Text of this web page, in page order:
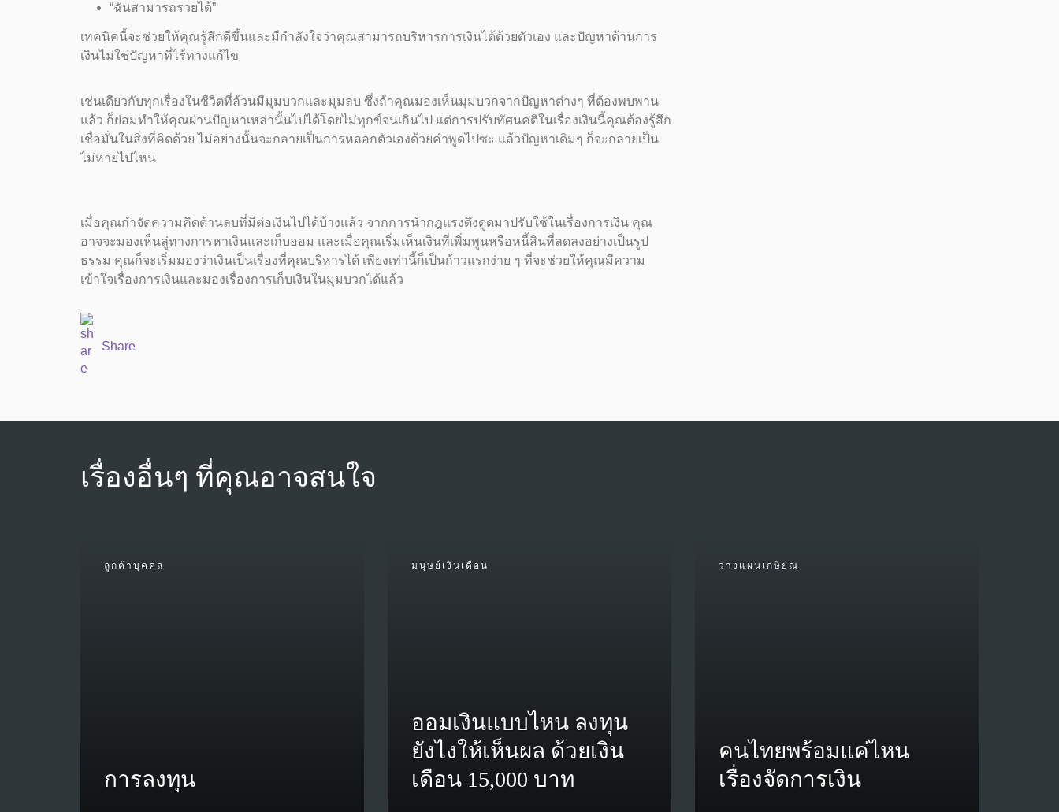
“ฉันสามารถรวยได้”
เทคนิคนี้จะช่วยให้คุณรู้สึกดีขึ้นและมีกำลังใจว่าคุณสามารถบริหารการเงินได้ด้วยตัวเอง และปัญหาด้านการ
เงินไม่ใช่ปัญหาที่ไร้ทางแก้ไข
เช่นเดียวกับทุกเรื่องในชีวิตที่ล้วนมีมุมบวกและมุมลบ ซึ่งถ้าคุณมองเห็นมุมบวกจากปัญหาต่างๆ ที่ต้องพบพาน
แล้ว ก็ย่อมทำให้คุณผ่านปัญหาเหล่านั้นไปได้โดยไม่ทุกข์จนเกินไป แต่การปรับทัศนคติในเรื่องเงินนี้คุณต้องรู้สึก
เชื่อมั่นในสิ่งที่คิดด้วย ไม่อย่างนั้นจะกลายเป็นการหลอกตัวเองด้วยคำพูดไปซะ แล้วปัญหาเดิมๆ ก็จะกลายเป็น
ไม่หายไปไหน
เมื่อคุณกำจัดความคิดด้านลบที่มีต่อเงินไปได้บ้างแล้ว จากการนำกฎแรงดึงดูดมาปรับใช้ในเรื่องการเงิน คุณ
อาจจะมองเห็นลู่ทางการหาเงินและเก็บออม และเมื่อคุณเริ่มเห็นเงินที่เพิ่มพูนหรือหนี้สินที่ลดลงอย่างเป็นรูป
ธรรม คุณก็จะเริ่มมองว่าเงินเป็นเรื่องที่คุณบริหารได้ เพียงเท่านี้ก็เป็นก้าวแรกง่าย ๆ ที่จะช่วยให้คุณมีความ
เข้าใจเรื่องการเงินและมองเรื่องการเก็บเงินในมุมบวกได้แล้ว
Share
เรื่องอื่นๆ ที่คุณอาจสนใจ
ลูกค้าบุคคล
การลงทุน
มนุษย์เงินเดือน
ออมเงินแบบไหน ลงทุน
ยังไงให้เห็นผล ด้วยเงิน
เดือน 15,000 บาท
วางแผนเกษียณ
คนไทยพร้อมแค่ไหน
เรื่องจัดการเงิน